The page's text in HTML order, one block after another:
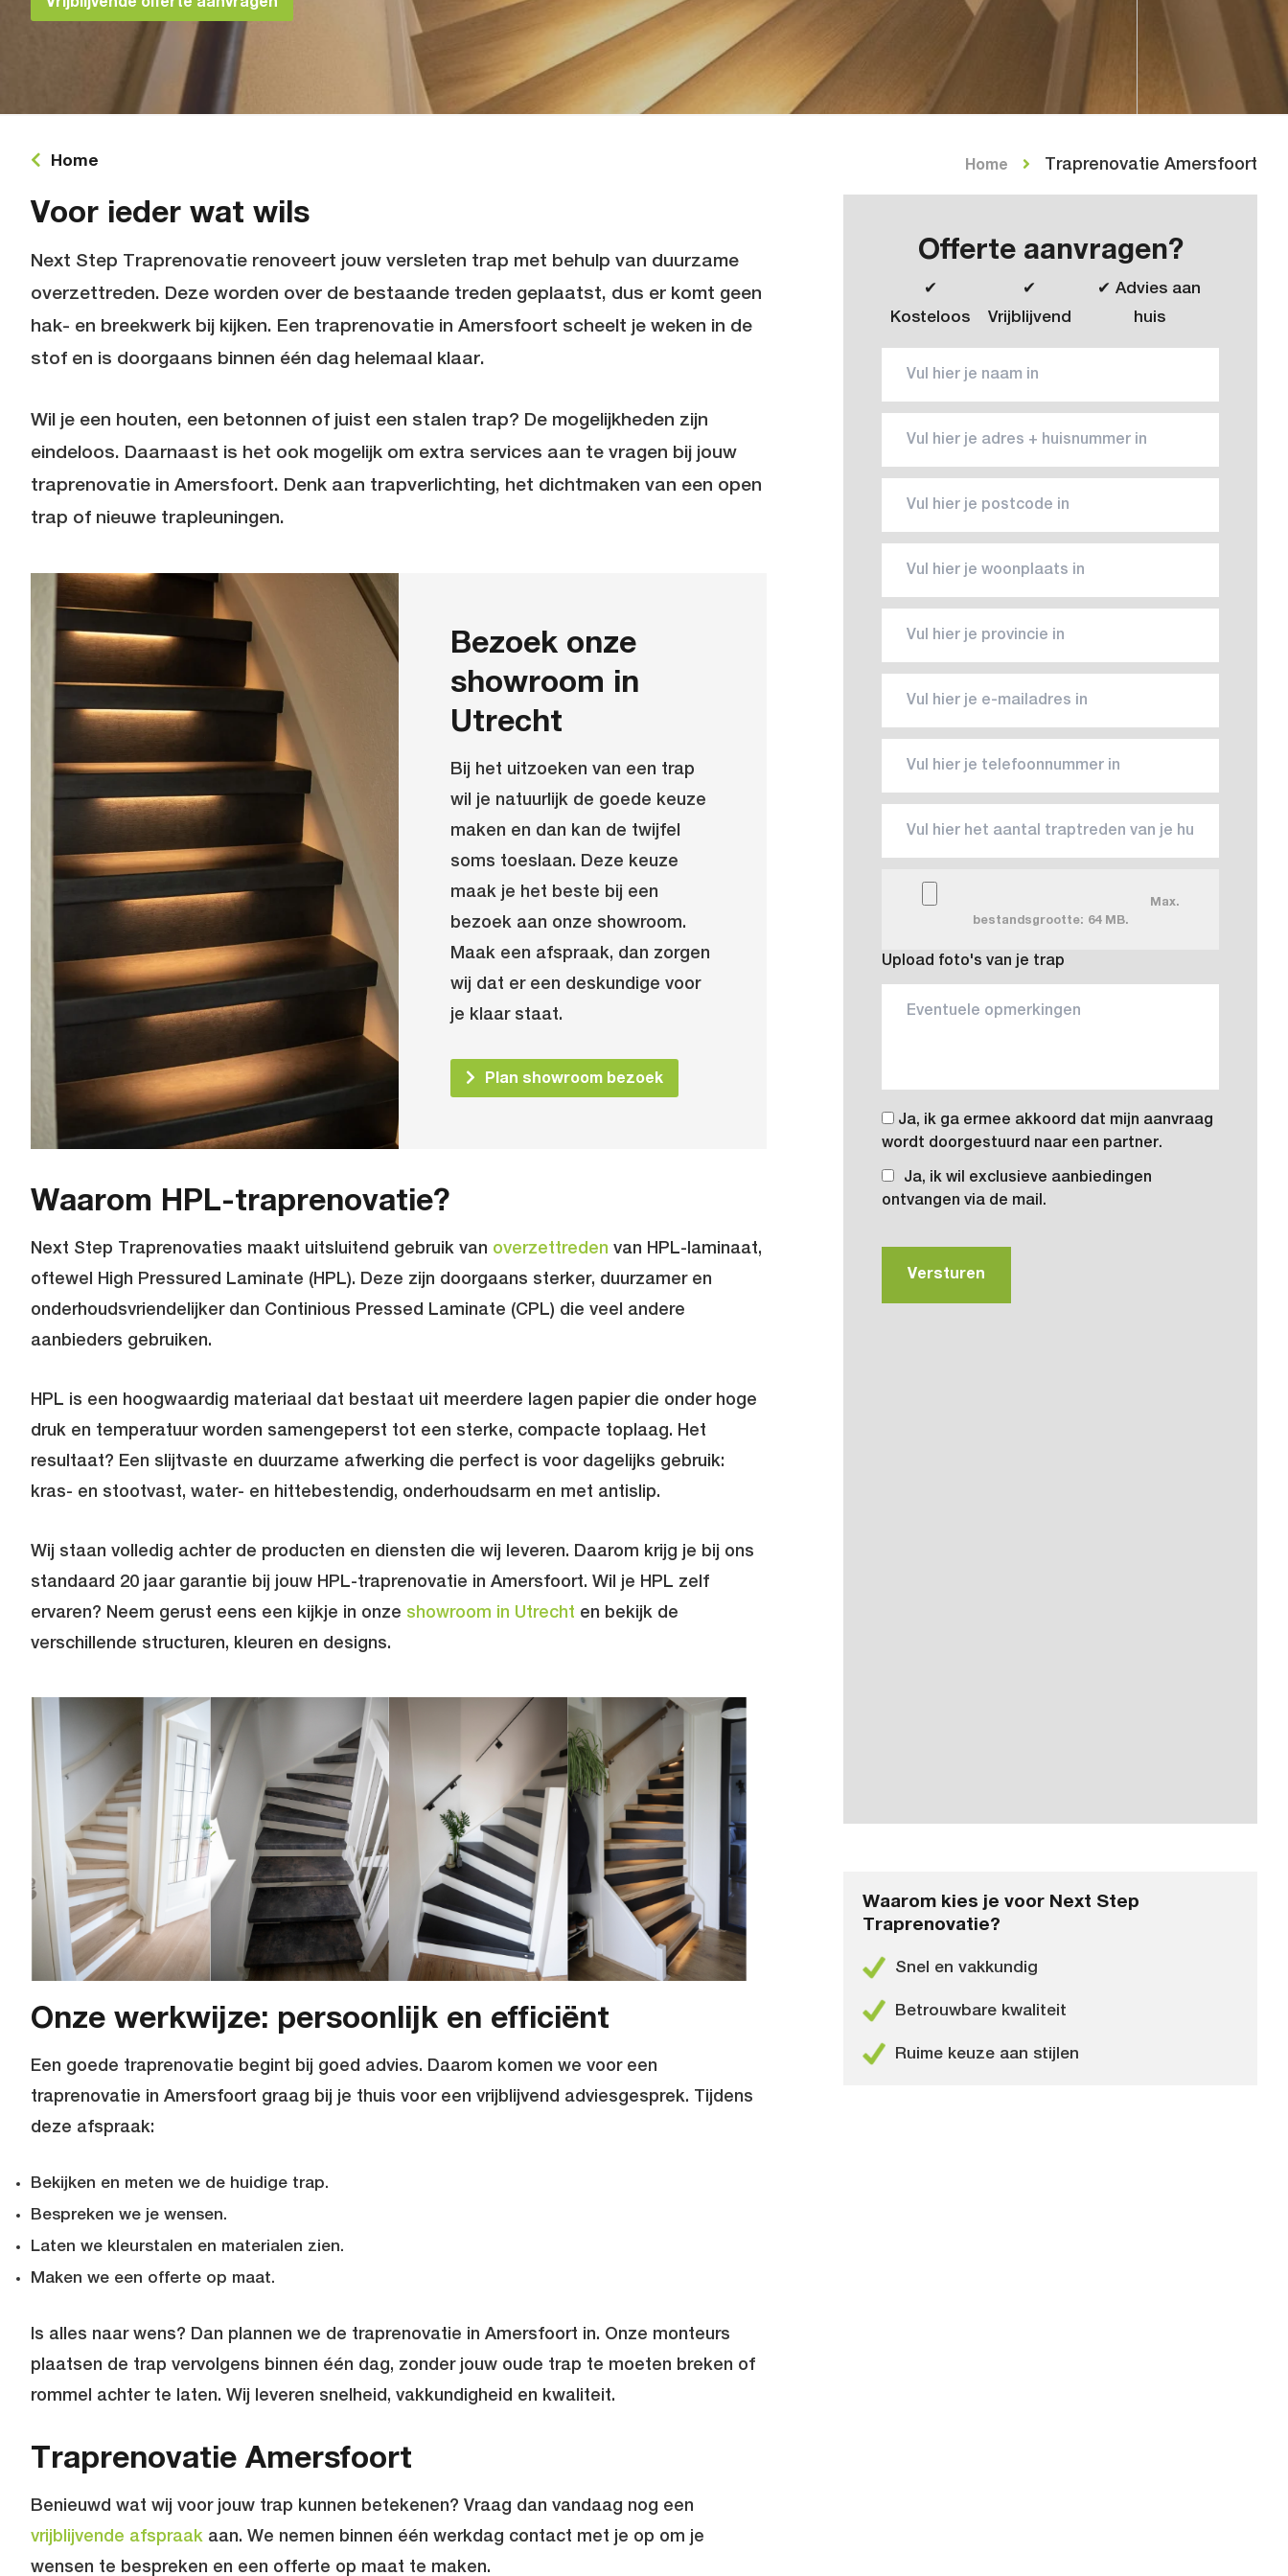
Home Home Traprenovatie Amersfoort
Voor ieder wat wils
Next Step Traprenovatie renoveert jouw versleten trap met behulp van duurzame
overzettreden. Deze worden over de bestaande treden geplaatst, dus er komt geen
hak- en breekwerk bij kijken. Een traprenovatie in Amersfoort scheelt je weken in de
stof en is doorgaans binnen één dag helemaal klaar.
Wil je een houten, een betonnen of juist een stalen trap? De mogelijkheden zijn
eindeloos. Daarnaast is het ook mogelijk om extra services aan te vragen bij jouw
traprenovatie in Amersfoort. Denk aan trapverlichting, het dichtmaken van een open
trap of nieuwe trapleuningen.
Bezoek onze
showroom in
Utrecht
Bij het uitzoeken van een trap
wil je natuurlijk de goede keuze
maken en dan kan de twijfel
soms toeslaan. Deze keuze
maak je het beste bij een
bezoek aan onze showroom.
Maak een afspraak, dan zorgen
wij dat er een deskundige voor
je klaar staat.
Plan showroom bezoek
Waarom HPL-traprenovatie?
Next Step Traprenovaties maakt uitsluitend gebruik van overzettreden van HPL-laminaat,
oftewel High Pressured Laminate (HPL). Deze zijn doorgaans sterker, duurzamer en
onderhoudsvriendelijker dan Continious Pressed Laminate (CPL) die veel andere
aanbieders gebruiken.
HPL is een hoogwaardig materiaal dat bestaat uit meerdere lagen papier die onder hoge
druk en temperatuur worden samengeperst tot een sterke, compacte toplaag. Het
resultaat? Een slijtvaste en duurzame afwerking die perfect is voor dagelijks gebruik:
kras- en stootvast, water- en hittebestendig, onderhoudsarm en met antislip.
Wij staan volledig achter de producten en diensten die wij leveren. Daarom krijg je bij ons
standaard 20 jaar garantie bij jouw HPL-traprenovatie in Amersfoort. Wil je HPL zelf
ervaren? Neem gerust eens een kijkje in onze showroom in Utrecht en bekijk de
verschillende structuren, kleuren en designs.
Onze werkwijze: persoonlijk en efficiënt
Een goede traprenovatie begint bij goed advies. Daarom komen we voor een
traprenovatie in Amersfoort graag bij je thuis voor een vrijblijvend adviesgesprek. Tijdens
deze afspraak:
Bekijken en meten we de huidige trap.
Bespreken we je wensen.
Laten we kleurstalen en materialen zien.
Maken we een offerte op maat.
Is alles naar wens? Dan plannen we de traprenovatie in Amersfoort in. Onze monteurs
plaatsen de trap vervolgens binnen één dag, zonder jouw oude trap te moeten breken of
rommel achter te laten. Wij leveren snelheid, vakkundigheid en kwaliteit.
Traprenovatie Amersfoort
Benieuwd wat wij voor jouw trap kunnen betekenen? Vraag dan vandaag nog een
vrijblijvende afspraak aan. We nemen binnen één werkdag contact met je op om je
wensen te bespreken en een offerte op maat te maken.
Offerte aanvragen?
✔
Kosteloos
✔
Vrijblijvend
✔ Advies aan
huis
Max.
bestandsgrootte: 64 MB.
Upload foto's van je trap
Ja, ik ga ermee akkoord dat mijn aanvraag
wordt doorgestuurd naar een partner.
Ja, ik wil exclusieve aanbiedingen
ontvangen via de mail.
Waarom kies je voor Next Step
Traprenovatie?
Snel en vakkundig
Betrouwbare kwaliteit
Ruime keuze aan stijlen